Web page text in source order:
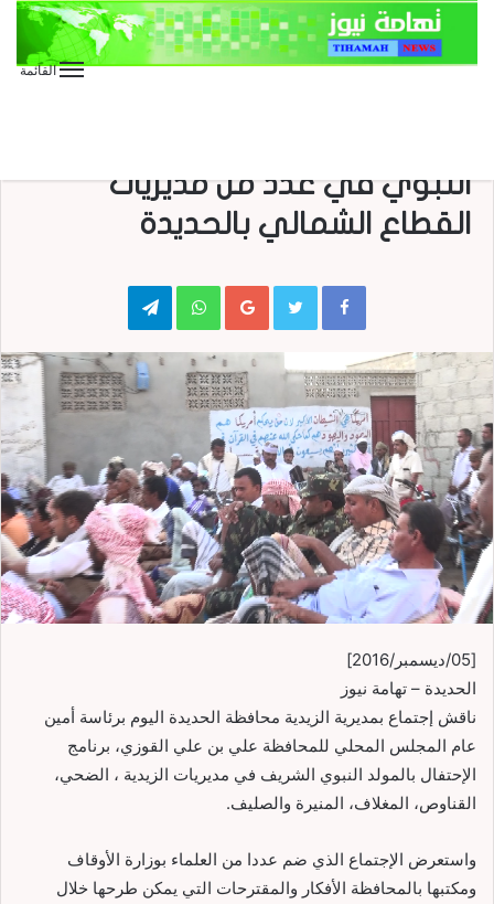
القائمة
النبوي في عدد من مديريات
القطاع الشمالي بالحديدة
Google+
WhatsApp
Telegram
[05/ديسمبر/2016]
الحديدة – تهامة نيوز
ناقش إجتماع بمديرية الزيدية محافظة الحديدة اليوم برئاسة أمين
عام المجلس المحلي للمحافظة علي بن علي القوزي، برنامج
الإحتفال بالمولد النبوي الشريف في مديريات الزيدية ، الضحي،
القناوص، المغلاف، المنيرة والصليف.
واستعرض الإجتماع الذي ضم عددا من العلماء بوزارة الأوقاف
ومكتبها بالمحافظة الأفكار والمقترحات التي يمكن طرحها خلال